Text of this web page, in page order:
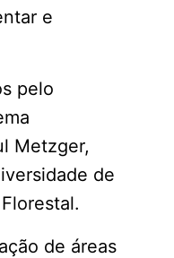
e
pelo
Metzger,
de
de áreas